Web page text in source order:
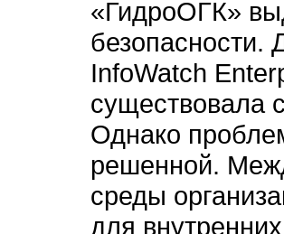
«ГидроОГК»
безопасности.
InfoWatch
существовала
Однако
решенной.
среды
для